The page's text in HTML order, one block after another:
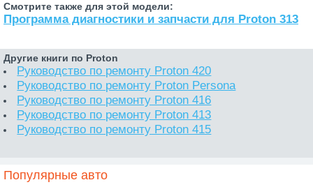
Смотрите также для этой модели:
Программа диагностики и запчасти для Proton 313
Другие книги по Proton
Руководство по ремонту Proton 420
Руководство по ремонту Proton Persona
Руководство по ремонту Proton 416
Руководство по ремонту Proton 413
Руководство по ремонту Proton 415
Популярные авто